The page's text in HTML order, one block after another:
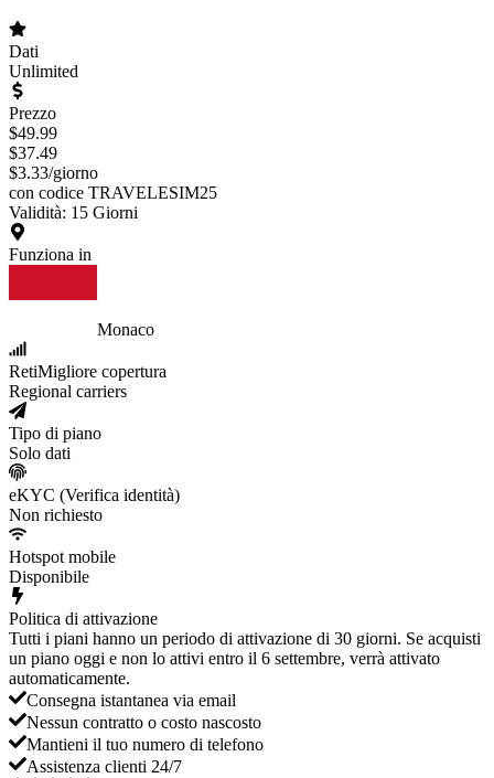
Dati
Unlimited
Prezzo
$49.99
$37.49
$3.33/giorno
con codice TRAVELESIM25
Validità: 15 Giorni
Funziona in
Monaco
RetiMigliore copertura
Regional carriers
Tipo di piano
Solo dati
eKYC (Verifica identità)
Non richiesto
Hotspot mobile
Disponibile
Politica di attivazione
Tutti i piani hanno un periodo di attivazione di 30 giorni. Se acquisti
un piano oggi e non lo attivi entro il 6 settembre, verrà attivato
automaticamente.
Consegna istantanea via email
Nessun contratto o costo nascosto
Mantieni il tuo numero di telefono
Assistenza clienti 24/7